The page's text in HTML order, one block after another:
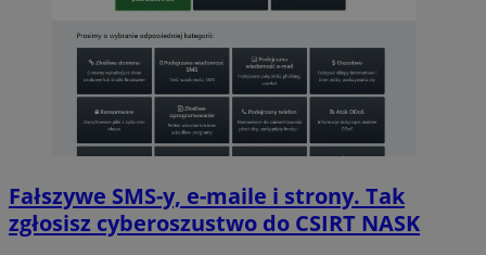
Fałszywe SMS-y, e-maile i strony. Tak
zgłosisz cyberoszustwo do CSIRT NASK